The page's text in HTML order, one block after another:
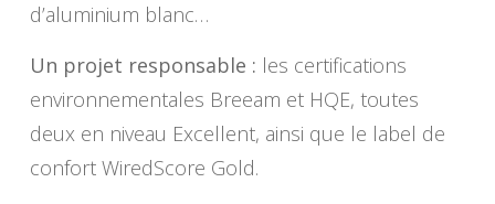
d’aluminium blanc…
Un projet responsable : les certifications
environnementales Breeam et HQE, toutes
deux en niveau Excellent, ainsi que le label de
confort WiredScore Gold.